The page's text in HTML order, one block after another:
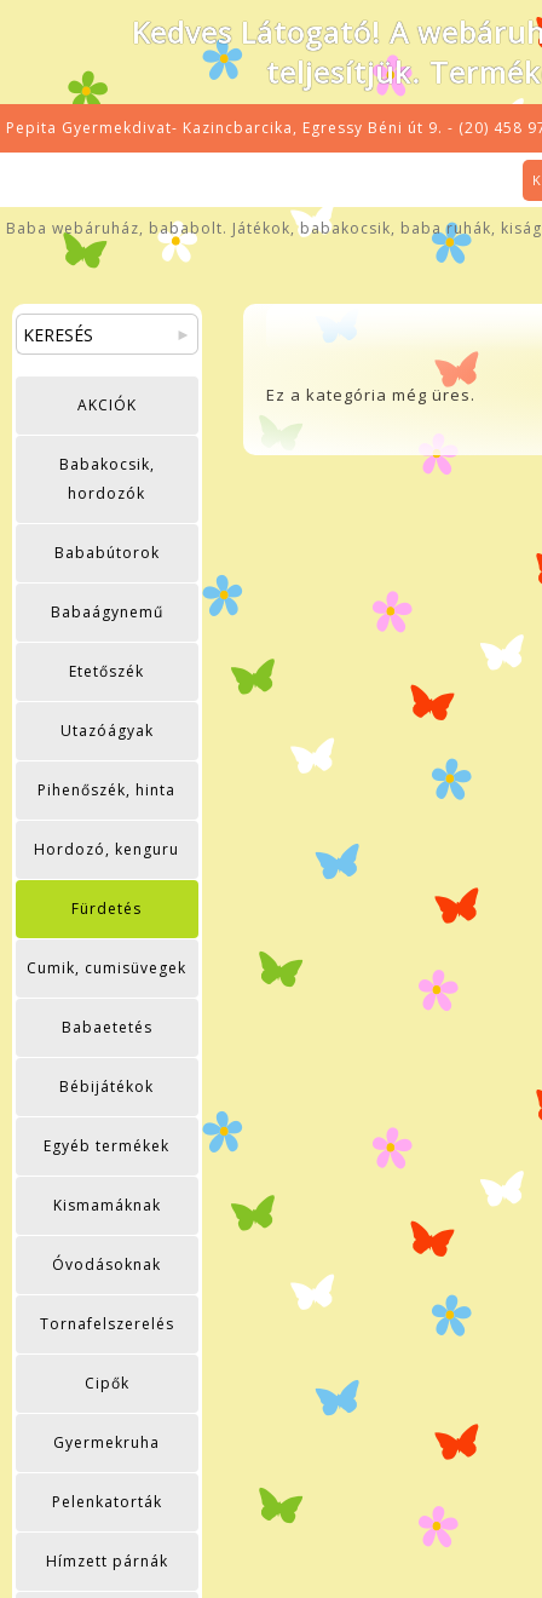
Kedves Látogató! A
teljesítjük.
Pepita Gyermekdivat- Kazincbarcika, Egressy Béni út 9. - (20) 458
Baba webáruház, bababolt. Játékok, babakocsik, baba ruhák,
AKCIÓK
Babakocsik,
hordozók
Bababútorok
Babaágynemű
Etetőszék
Utazóágyak
Pihenőszék, hinta
Hordozó, kenguru
Fürdetés
Cumik, cumisüvegek
Babaetetés
Bébijátékok
Egyéb termékek
Kismamáknak
Óvodásoknak
Tornafelszerelés
Cipők
Gyermekruha
Pelenkatorták
Hímzett párnák
Ez a kategória még üres.